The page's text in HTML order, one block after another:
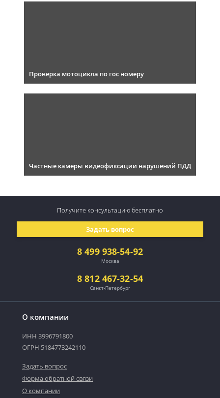
Проверка мотоцикла по гос номеру
Частные камеры видеофиксации нарушений ПДД
О компании
ИНН 3996791800
ОГРН 5184773242110
Задать вопрос
Форма обратной связи
О компании
8 499 938-54-92
Москва
8 812 467-32-54
Санкт-Петербург
Задать вопрос
Получите консультациюбесплатно